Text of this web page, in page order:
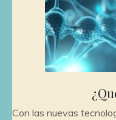
Con las nuevas